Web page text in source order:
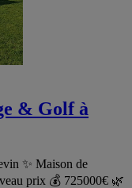
& Golf à
✨ Maison de
prix 💰 725000€ 🌿